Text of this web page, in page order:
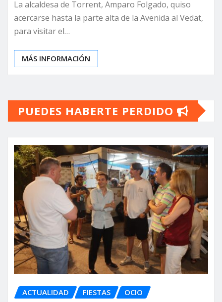
La alcaldesa de Torrent, Amparo Folgado, quiso
acercarse hasta la parte alta de la Avenida al Vedat,
para visitar el…
MÁS INFORMACIÓN
PUEDES HABERTE PERDIDO
ACTUALIDAD FIESTAS OCIO